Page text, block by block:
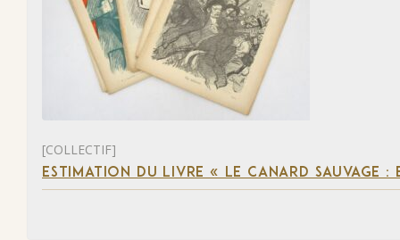
[COLLECTIF]
ESTIMATION DU LIVRE « LE CANARD SAUVAGE :